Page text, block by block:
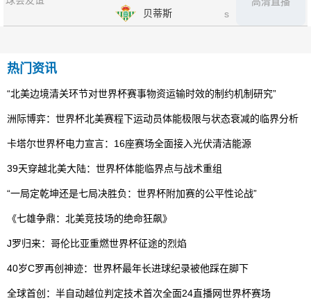
贝蒂斯 s
热门资讯
“北美边境清关环节对世界杯赛事物资运输时效的制约机制研究”
洲际博弈：世界杯北美赛程下运动员体能极限与状态衰减的临界分析
卡塔尔世界杯电力宣言：16座赛场全面接入光伏清洁能源
39天穿越北美大陆：世界杯体能临界点与战术重组
“一局定乾坤还是七局决胜负：世界杯附加赛的公平性论战”
《七雄争鼎：北美竞技场的绝命狂飙》
J罗归来：哥伦比亚重燃世界杯征途的烈焰
40岁C罗再创神迹：世界杯最年长进球纪录被他踩在脚下
全球首创：半自动越位判定技术首次全面24直播网世界杯赛场